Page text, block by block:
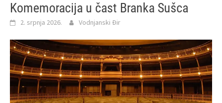
Komemoracija u čast Branka Sušca
2. srpnja 2026. Vodnjanski Đir